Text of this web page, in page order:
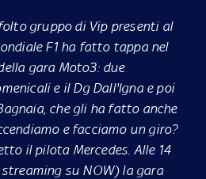
gruppo di Vip presenti al
F1 ha fatto tappa nel
gara Moto3: due
e il Dg Dall'Igna e poi
che gli ha fatto anche
e facciamo un giro?
il pilota Mercedes. Alle 14
su NOW) la gara